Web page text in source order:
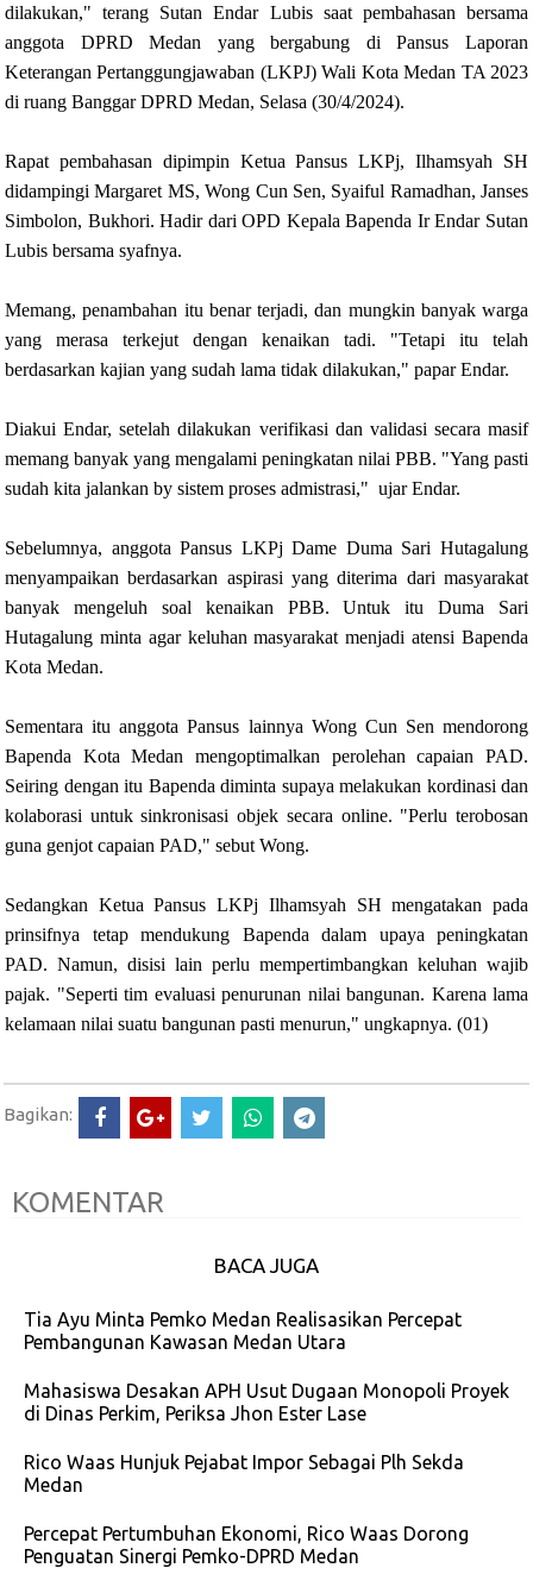
dilakukan," terang Sutan Endar Lubis saat pembahasan bersama
anggota DPRD Medan yang bergabung di Pansus Laporan
Keterangan Pertanggungjawaban (LKPJ) Wali Kota Medan TA 2023
di ruang Banggar DPRD Medan, Selasa (30/4/2024).
Rapat pembahasan dipimpin Ketua Pansus LKPj, Ilhamsyah SH
didampingi Margaret MS, Wong Cun Sen, Syaiful Ramadhan, Janses
Simbolon, Bukhori. Hadir dari OPD Kepala Bapenda Ir Endar Sutan
Lubis bersama syafnya.
Memang, penambahan itu benar terjadi, dan mungkin banyak warga
yang merasa terkejut dengan kenaikan tadi. "Tetapi itu telah
berdasarkan kajian yang sudah lama tidak dilakukan," papar Endar.
Diakui Endar, setelah dilakukan verifikasi dan validasi secara masif
memang banyak yang mengalami peningkatan nilai PBB. "Yang pasti
sudah kita jalankan by sistem proses admistrasi," ujar Endar.
Sebelumnya, anggota Pansus LKPj Dame Duma Sari Hutagalung
menyampaikan berdasarkan aspirasi yang diterima dari masyarakat
banyak mengeluh soal kenaikan PBB. Untuk itu Duma Sari
Hutagalung minta agar keluhan masyarakat menjadi atensi Bapenda
Kota Medan.
Sementara itu anggota Pansus lainnya Wong Cun Sen mendorong
Bapenda Kota Medan mengoptimalkan perolehan capaian PAD.
Seiring dengan itu Bapenda diminta supaya melakukan kordinasi dan
kolaborasi untuk sinkronisasi objek secara online. "Perlu terobosan
guna genjot capaian PAD," sebut Wong.
Sedangkan Ketua Pansus LKPj Ilhamsyah SH mengatakan pada
prinsifnya tetap mendukung Bapenda dalam upaya peningkatan
PAD. Namun, disisi lain perlu mempertimbangkan keluhan wajib
pajak. "Seperti tim evaluasi penurunan nilai bangunan. Karena lama
kelamaan nilai suatu bangunan pasti menurun," ungkapnya. (01)
Bagikan:
KOMENTAR
BACA JUGA
Tia Ayu Minta Pemko Medan Realisasikan Percepat
Pembangunan Kawasan Medan Utara
Mahasiswa Desakan APH Usut Dugaan Monopoli Proyek
di Dinas Perkim, Periksa Jhon Ester Lase
Rico Waas Hunjuk Pejabat Impor Sebagai Plh Sekda
Medan
Percepat Pertumbuhan Ekonomi, Rico Waas Dorong
Penguatan Sinergi Pemko-DPRD Medan